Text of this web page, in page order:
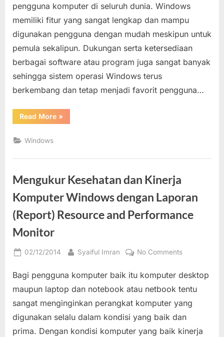
Font
pada
Windows
untuk
Gaya
dan
pengguna komputer di seluruh dunia. Windows
memiliki fitur yang sangat lengkap dan mampu
digunakan pengguna dengan mudah meskipun untuk
pemula sekalipun. Dukungan serta ketersediaan
berbagai software atau program juga sangat banyak
sehingga sistem operasi Windows terus
berkembang dan tetap menjadi favorit pengguna…
Read More“Cara
Install
Windows
Gaya
Huruf
dan
Karakter
Diinginkan”
»
Windows
Mengukur Kesehatan dan Kinerja
Komputer Windows dengan Laporan
(Report) Resource and Performance
Monitor
Posted
02/12/2014 By
Syaiful Imran No Commentson
Kesehatan
dan
Komputer
Windows
dengan
Bagi pengguna komputer baik itu komputer desktop
maupun laptop dan notebook atau netbook tentu
sangat menginginkan perangkat komputer yang
digunakan selalu dalam kondisi yang baik dan
prima. Dengan kondisi komputer yang baik kinerja